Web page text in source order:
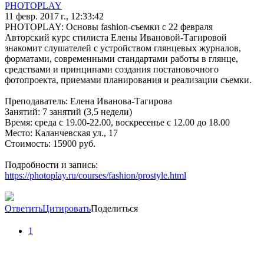
PHOTOPLAY
11 февр. 2017 г., 12:33:42
PHOTOPLAY: Основы fashion-съемки с 22 февраля
Авторский курс стилиста Елены Ивановой-Тагировой
знакомит слушателей с устройством глянцевых журналов,
форматами, современными стандартами работы в глянце,
средствами и принципами создания постановочного
фотопроекта, приемами планирования и реализации съемки.
Преподаватель: Елена Иванова-Тагирова
Занятий: 7 занятий (3,5 недели)
Время: среда c 19.00-22.00, воскресенье с 12.00 до 18.00
Место: Каланчевская ул., 17
Стоимость: 15900 руб.
Подробности и запись:
https://photoplay.ru/courses/fashion/prostyle.html
ОтветитьЦитироватьПоделиться
1